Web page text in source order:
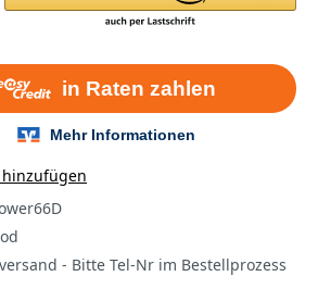
- Bitte Tel-Nr im Bestellprozess